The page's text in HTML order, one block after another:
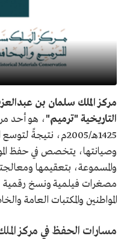
مركز الملك سلمان بن
التاريخية "ترميم"، هو أحد
1425هـ/2005م، نتيجةً
وصيانتها، يتخصص في حفظ
والمسموعة، بتعقيمها
مصغرات فيلمية ونسخ رقمية
المواطنين والمكتبات العامة
مسارات الحفظ في مركز